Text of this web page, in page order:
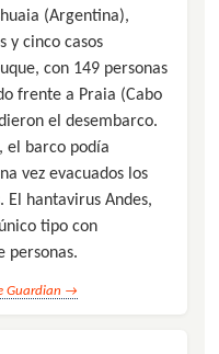
(Argentina),
y cinco casos
con 149 personas
frente a Praia (Cabo
el desembarco.
el barco podía
vez evacuados los
El hantavirus Andes,
tipo con
personas.
Guardian →